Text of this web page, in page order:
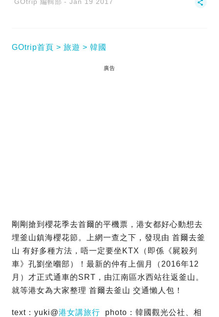
GOtrip首頁 旅遊 韓國
廣告
剛剛搶到櫻花季去首爾的平機票，港女都好心動想去
埋釜山鎮海櫻花節。上網一查之下，發現由 首爾去釜
山 有好多種方法，唔一定要坐KTX（即係《屍殺列
車》孔劉坐嗰部）！最新的仲有上個月（2016年12
月）才正式通車的SRT，由江南區水西站往返釜山。
就等港女為大家整理 首爾去釜山 交通懶人包！
text：yuki@港女講旅行 photo：韓國觀光公社、相